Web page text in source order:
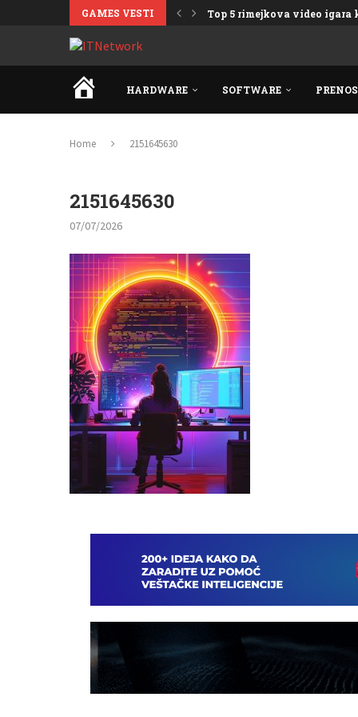
GAMES VESTI Top 5 rimejkova video igara
HOMEHARDWARE SOFTWARE
Home 2151645630
2151645630
07/07/2026